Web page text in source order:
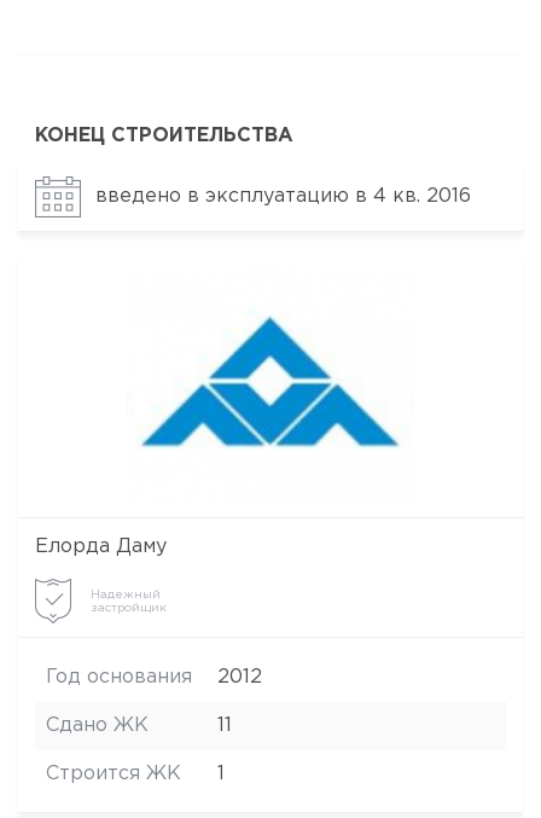
КОНЕЦ СТРОИТЕЛЬСТВА
введено в эксплуатацию в 4 кв. 2016
Елорда Даму
Надежный
застройщик
Год основания 2012
Сдано ЖК
Строится ЖК